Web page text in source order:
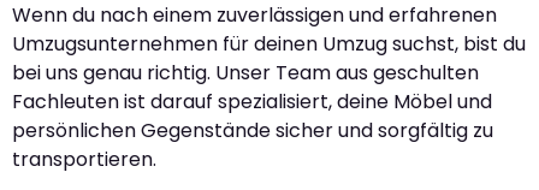
Wenn du nach einem zuverlässigen und erfahrenen
Umzugsunternehmen für deinen Umzug suchst, bist du
bei uns genau richtig. Unser Team aus geschulten
Fachleuten ist darauf spezialisiert, deine Möbel und
persönlichen Gegenstände sicher und sorgfältig zu
transportieren.